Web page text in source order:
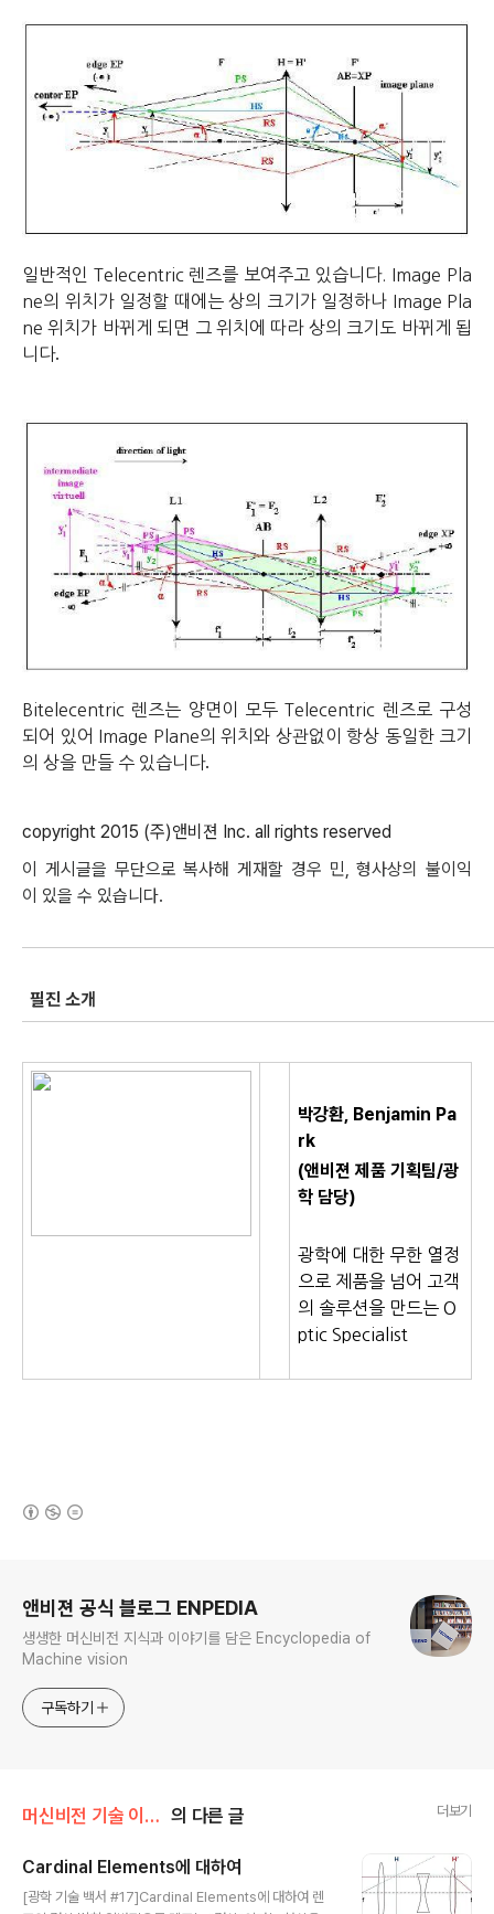
일반적인 Telecentric 렌즈를 보여주고 있습니다. Image Pla
ne의 위치가 일정할 때에는 상의 크기가 일정하나 Image Pla
ne 위치가 바뀌게 되면 그 위치에 따라 상의 크기도 바뀌게 됩
니다.
Bitelecentric 렌즈는 양면이 모두 Telecentric 렌즈로 구성
되어 있어 Image Plane의 위치와 상관없이 항상 동일한 크기
의 상을 만들 수 있습니다.
copyright 2015 (주)앤비젼 Inc. all rights reserved
이
게시글을 무단으로 복사해 게재할 경우 민, 형사상의
불이익
이 있을 수 있습니다.
필진 소개
박강환, Benjamin Pa
rk
(앤비젼 제품 기획팀/광
학 담당)
광학에 대한 무한 열정
으로 제품을 넘어 고객
의 솔루션을 만드는 O
ptic Specialist
앤비젼 공식 블로그 ENPEDIA
생생한 머신비전 지식과 이야기를 담은 Encyclopedia of
Machine vision
구독하기
머신비전 기술 이야기/광학 의 다른 글 더보기
Cardinal Elements에 대하여
[광학 기술 백서 #17]Cardinal Elements에 대하여 렌